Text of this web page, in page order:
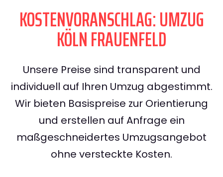
KOSTENVORANSCHLAG: UMZUG
KÖLN FRAUENFELD
Unsere Preise sind transparent und
individuell auf Ihren Umzug abgestimmt.
Wir bieten Basispreise zur Orientierung
und erstellen auf Anfrage ein
maßgeschneidertes Umzugsangebot
ohne versteckte Kosten.